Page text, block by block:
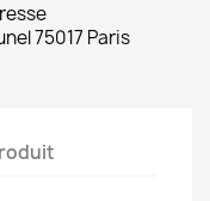
75017 Paris